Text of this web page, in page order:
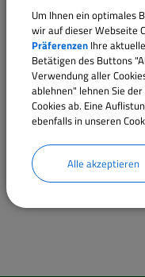
Um Ihnen ein optimales
wir auf dieser Webseite
Präferenzen Ihre
Betätigen des Buttons
Verwendung aller
ablehnen" lehnen Sie
Cookies ab. Eine
ebenfalls in unseren
Alle akzeptieren